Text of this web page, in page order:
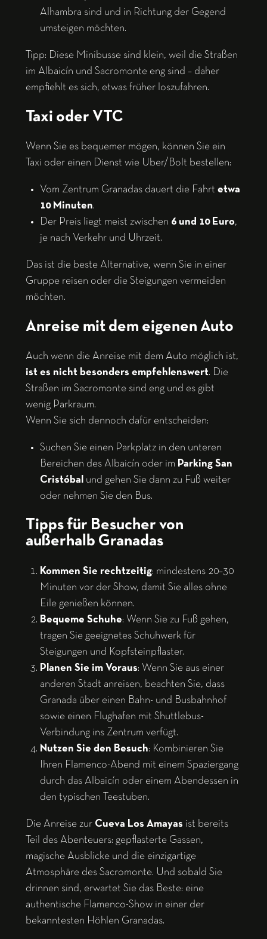
Alhambra sind und in Richtung der Gegend
umsteigen möchten.
Tipp: Diese Minibusse sind klein, weil die Straßen
im Albaicín und Sacromonte eng sind – daher
empfiehlt es sich, etwas früher loszufahren.
Taxi oder VTC
Wenn Sie es bequemer mögen, können Sie ein
Taxi oder einen Dienst wie Uber/Bolt bestellen:
Vom Zentrum Granadas dauert die Fahrt etwa
10 Minuten.
Der Preis liegt meist zwischen 6 und 10 Euro,
je nach Verkehr und Uhrzeit.
Das ist die beste Alternative, wenn Sie in einer
Gruppe reisen oder die Steigungen vermeiden
möchten.
Anreise mit dem eigenen Auto
Auch wenn die Anreise mit dem Auto möglich ist,
ist es nicht besonders empfehlenswert. Die
Straßen im Sacromonte sind eng und es gibt
wenig Parkraum.
Wenn Sie sich dennoch dafür entscheiden:
Suchen Sie einen Parkplatz in den unteren
Bereichen des Albaicín oder im Parking San
Cristóbal und gehen Sie dann zu Fuß weiter
oder nehmen Sie den Bus.
Tipps für Besucher von
außerhalb Granadas
Kommen Sie rechtzeitig: mindestens 20–30
Minuten vor der Show, damit Sie alles ohne
Eile genießen können.
Bequeme Schuhe: Wenn Sie zu Fuß gehen,
tragen Sie geeignetes Schuhwerk für
Steigungen und Kopfsteinpflaster.
Planen Sie im Voraus: Wenn Sie aus einer
anderen Stadt anreisen, beachten Sie, dass
Granada über einen Bahn- und Busbahnhof
sowie einen Flughafen mit Shuttlebus-
Verbindung ins Zentrum verfügt.
Nutzen Sie den Besuch: Kombinieren Sie
Ihren Flamenco-Abend mit einem Spaziergang
durch das Albaicín oder einem Abendessen in
den typischen Teestuben.
Die Anreise zur Cueva Los Amayas ist bereits
Teil des Abenteuers: gepflasterte Gassen,
magische Ausblicke und die einzigartige
Atmosphäre des Sacromonte. Und sobald Sie
drinnen sind, erwartet Sie das Beste: eine
authentische Flamenco-Show in einer der
bekanntesten Höhlen Granadas.